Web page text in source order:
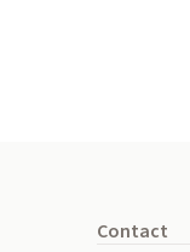
Contact